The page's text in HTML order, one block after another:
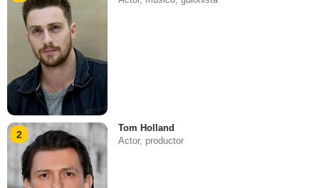
2
Tom Holland
Actor, productor